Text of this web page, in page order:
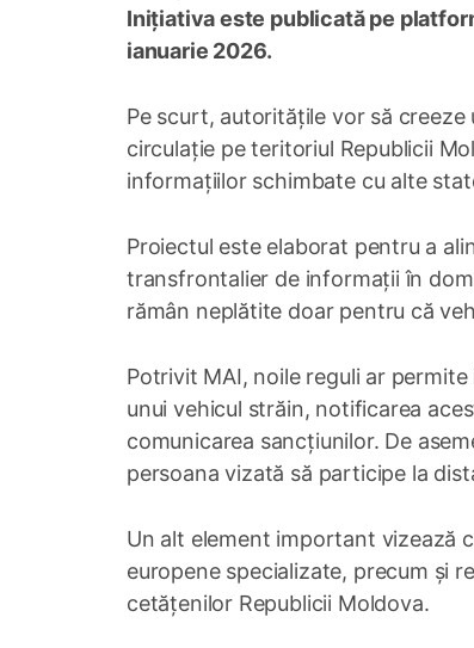
Inițiativa este publicată pe
ianuarie 2026.
Pe scurt, autoritățile vor să
circulație pe teritoriul Republicii
informațiilor schimbate cu alte
Proiectul este elaborat pentru a
transfrontalier de informații în
rămân neplătite doar pentru că
Potrivit MAI, noile reguli ar
unui vehicul străin, notificarea
comunicarea sancțiunilor. De
persoana vizată să participe la
Un alt element important vizează
europene specializate, precum și
cetățenilor Republicii Moldova.